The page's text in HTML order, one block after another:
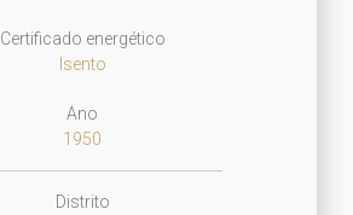
Certificado energético
Isento
Ano
1950
Distrito